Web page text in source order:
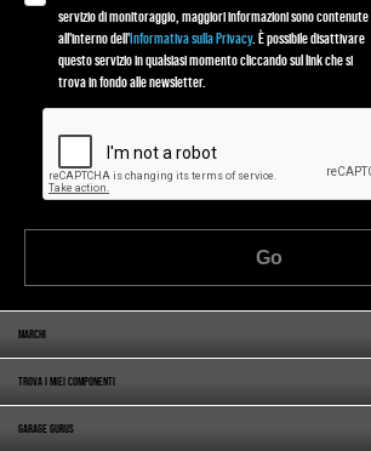
servizio di monitoraggio, maggiori informazioni sono contenute
all'interno dell'Informativa sulla Privacy. È possibile disattivare
questo servizio in qualsiasi momento cliccando sul link che si
trova in fondo alle newsletter.
Go
MARCHI
TROVA I MIEI COMPONENTI
GARAGE GURUS